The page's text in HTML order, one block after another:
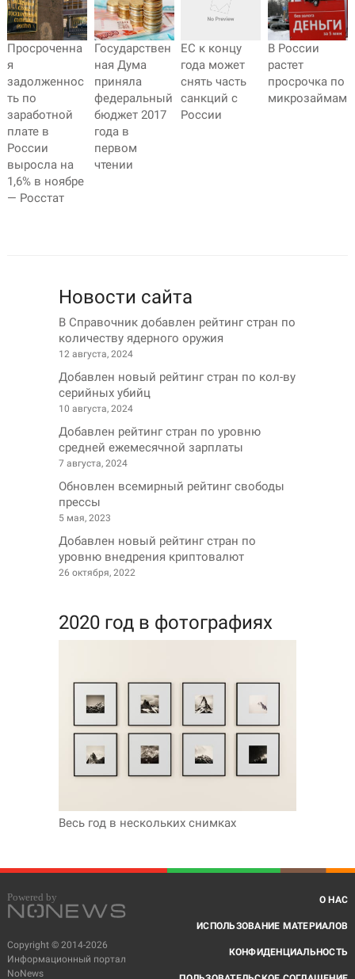
Просроченна
я
задолженнос
ть по
заработной
плате в
России
выросла на
1,6% в ноябре
— Росстат
Государствен
ная Дума
приняла
федеральный
бюджет 2017
года в
первом
чтении
ЕС к концу
года может
снять часть
санкций с
России
В России
растет
просрочка по
микрозаймам
Новости сайта
В Справочник добавлен рейтинг стран по
количеству ядерного оружия
12 августа, 2024
Добавлен новый рейтинг стран по кол-ву
серийных убийц
10 августа, 2024
Добавлен рейтинг стран по уровню
средней ежемесячной зарплаты
7 августа, 2024
Обновлен всемирный рейтинг свободы
прессы
5 мая, 2023
Добавлен новый рейтинг стран по
уровню внедрения криптовалют
26 октября, 2022
2020 год в фотографиях
Весь год в нескольких снимках
Copyright © 2014-2026
Информационный портал
NoNews
О НАС
ИСПОЛЬЗОВАНИЕ МАТЕРИАЛОВ
КОНФИДЕНЦИАЛЬНОСТЬ